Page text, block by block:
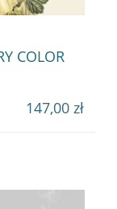
COLOR
147,00 zł